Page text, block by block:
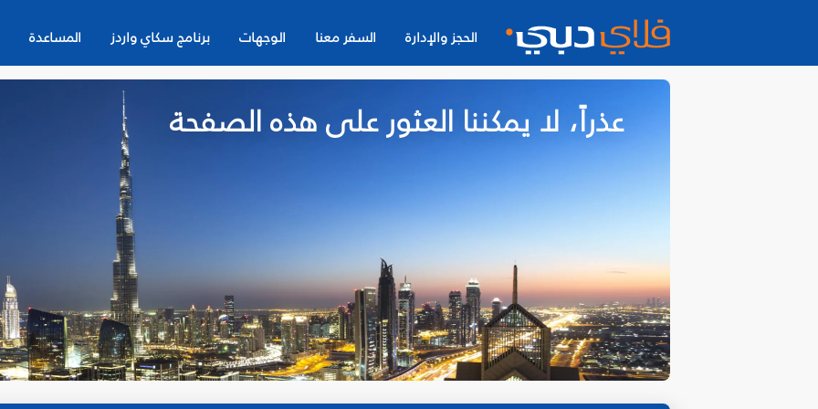
الحجز والإدارة السفر معنا الوجهات برنامج سكاي واردز المساعدة
عذراً، لا يمكننا العثور على هذه الصفحة